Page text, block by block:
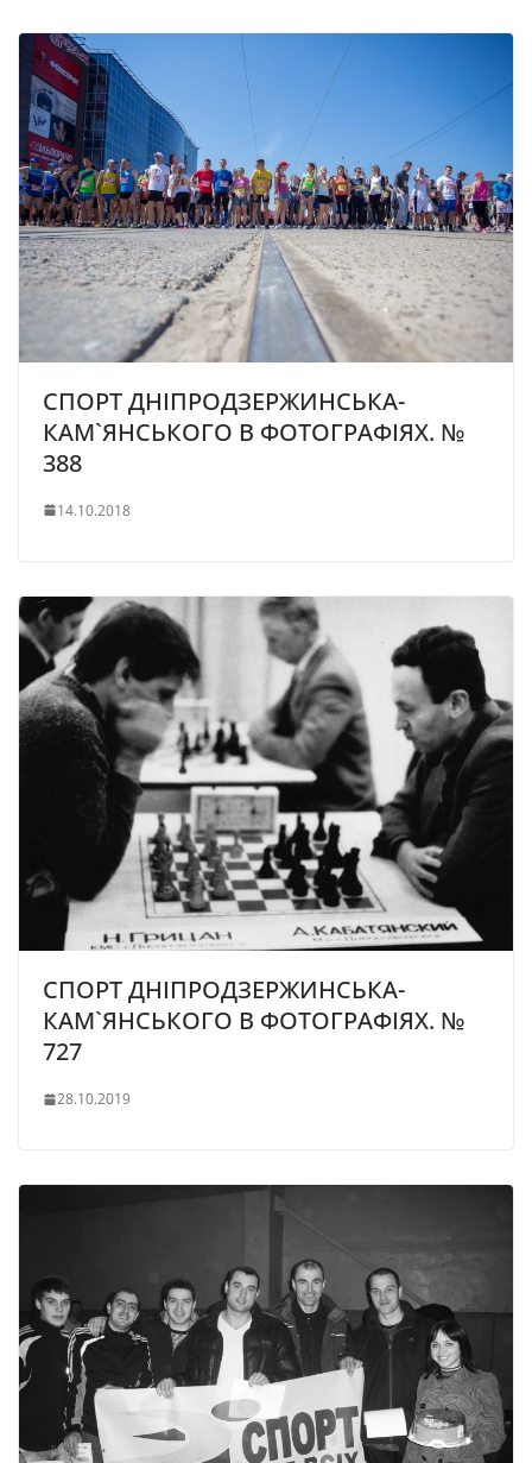
СПОРТ ДНІПРОДЗЕРЖИНСЬКА-
КАМ`ЯНСЬКОГО В ФОТОГРАФІЯХ. №
388
14.10.2018
СПОРТ ДНІПРОДЗЕРЖИНСЬКА-
КАМ`ЯНСЬКОГО В ФОТОГРАФІЯХ. №
727
28.10.2019